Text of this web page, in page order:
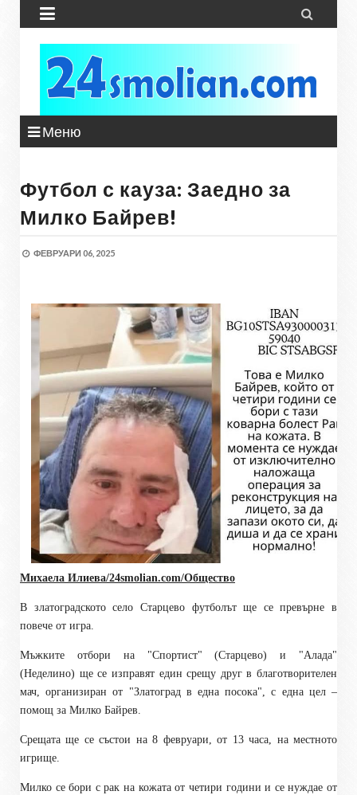
 
Меню
Футбол с кауза: Заедно за
Милко Байрев!
ФЕВРУАРИ 06, 2025
Михаела Илиева/24smolian.com/Общество
В златоградското село Старцево футболът ще се превърне в
повече от игра.
Мъжките отбори на "Спортист" (Старцево) и "Алада"
(Неделино) ще се изправят един срещу друг в благотворителен
мач, организиран от "Златоград в една посока", с една цел –
помощ за Милко Байрев.
Срещата ще се състои на 8 февруари, от 13 часа, на местното
игрище.
Милко се бори с рак на кожата от четири години и се нуждае от